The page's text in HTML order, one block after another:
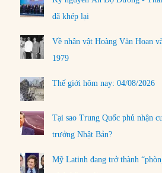
đã khép lại
Về nhân vật Hoàng Văn Hoan
1979
Thế giới hôm nay: 04/08/2026
Tại sao Trung Quốc phủ nhận
trưởng Nhật Bản?
Mỹ Latinh đang trở thành